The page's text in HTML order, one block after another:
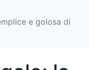
e golosa di